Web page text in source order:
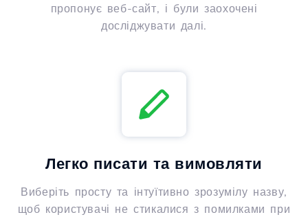
пропонує веб-сайт, і були заохочені
досліджувати далі.
Легко писати та вимовляти
Виберіть просту та інтуїтивно зрозумілу назву,
щоб користувачі не стикалися з помилками при